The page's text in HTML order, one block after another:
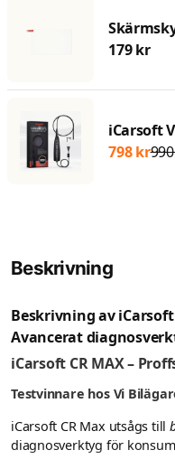
179 kr
iCarsoft
798 kr
Beskrivning
Beskrivning av iCarsoft
Avancerat
iCarsoft CR MAX –
Testvinnare hos Vi
iCarsoft CR Max utsågs till
diagnosverktyg för